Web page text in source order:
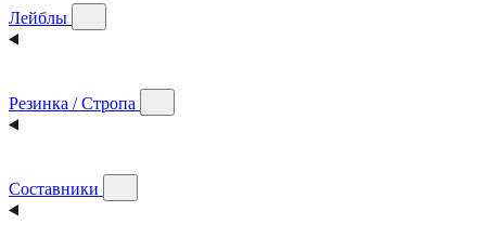
Лейблы
Резинка / Стропа
Составники